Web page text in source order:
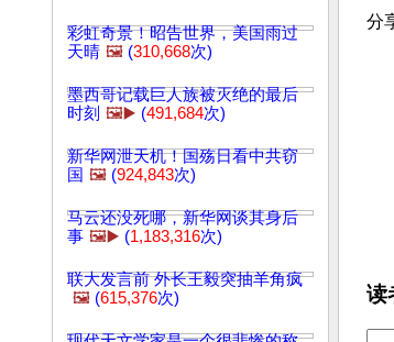
彩虹奇景！昭告世界，美国雨过
天晴 🖼️ (310,668次)
墨西哥记载巨人族被灭绝的最后
时刻 🖼️▶️ (491,684次)
新华网泄天机！国殇日看中共窃
国 🖼️ (924,843次)
马云还没死哪，新华网谈其身后
事 🖼️▶️ (1,183,316次)
联大发言前 外长王毅突抽羊角疯
🖼️ (615,376次)
分
读